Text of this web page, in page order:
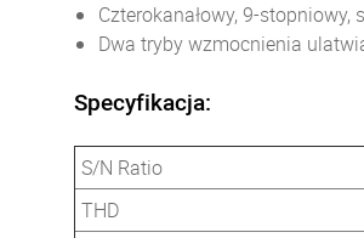
Czterokanałowy, 9-
Dwa tryby wzmocnienia
Specyfikacja:
S/N Ratio
THD